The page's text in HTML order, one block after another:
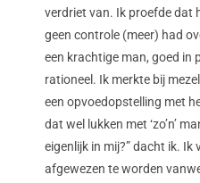
verdriet van. Ik proefde dat
geen controle (meer) had
een krachtige man, goed in
rationeel. Ik merkte bij
een opvoedopstelling met
dat wel lukken met ‘zo’n’
eigenlijk in mij?” dacht ik. Ik
afgewezen te worden